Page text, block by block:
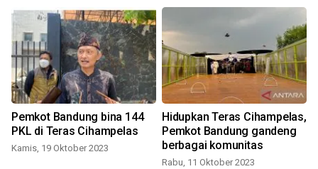
Pemkot Bandung bina 144
PKL di Teras Cihampelas
Kamis, 19 Oktober 2023
Hidupkan Teras Cihampelas,
Pemkot Bandung gandeng
berbagai komunitas
Rabu, 11 Oktober 2023